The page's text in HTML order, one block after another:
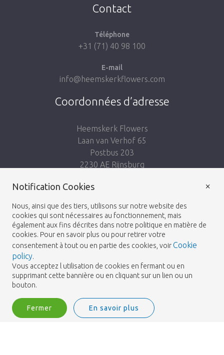
Contact
Téléphone
+31 (71) 40 98 100
E-mail
info@heemskerkflowers.com
Coordonnées d’adresse
Heemskerk Flowers
Laan van Verhof 65
Postbus 203
2230 AE Rijnsburg
© 2026 -
Heemskerk Flowers is a trading name of BGH A.Heemskerk AZN b.v.
Notification Cookies
Nous, ainsi que des tiers, utilisons sur notre website des
cookies qui sont nécessaires au fonctionnement, mais
également aux fins décrites dans notre politique en matière de
cookies. Pour en savoir plus ou pour retirer votre
consentement à tout ou en partie des cookies, voirCookie
policy.
Vous acceptez l utilisation de cookies en fermant ou en
supprimant cette bannière ou en cliquant sur un lien ou un
bouton.
Fermer En savoir plus
×